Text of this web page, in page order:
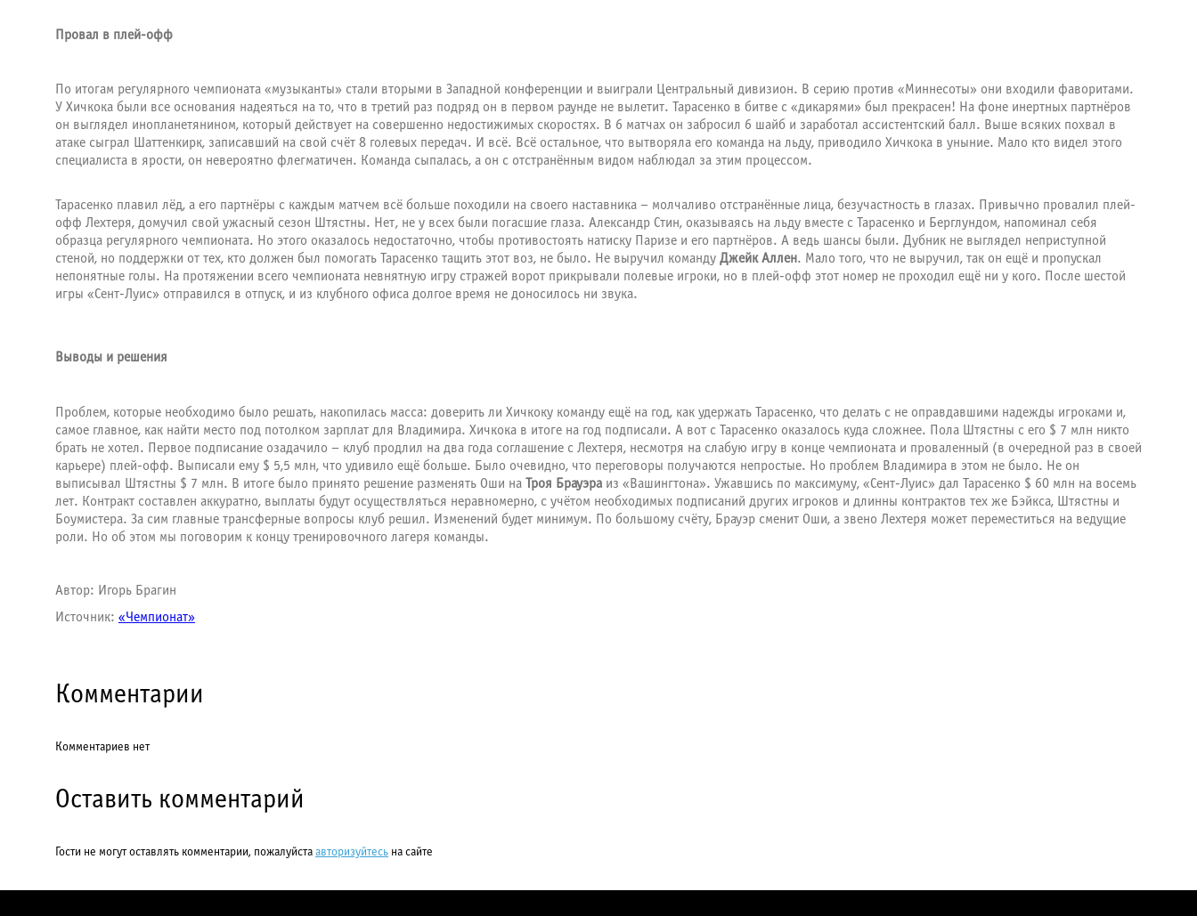
Провал в плей-офф
По итогам регулярного чемпионата «музыканты» стали вторыми в Западной конференции и выиграли Центральный дивизион. В серию против «Миннесоты» они входили фаворитами.
У Хичкока были все основания надеяться на то, что в третий раз подряд он в первом раунде не вылетит. Тарасенко в битве с «дикарями» был прекрасен! На фоне инертных партнёров
он выглядел инопланетянином, который действует на совершенно недостижимых скоростях. В 6 матчах он забросил 6 шайб и заработал ассистентский балл. Выше всяких похвал в
атаке сыграл Шаттенкирк, записавший на свой счёт 8 голевых передач. И всё. Всё остальное, что вытворяла его команда на льду, приводило Хичкока в уныние. Мало кто видел этого
специалиста в ярости, он невероятно флегматичен. Команда сыпалась, а он с отстранённым видом наблюдал за этим процессом.
Тарасенко плавил лёд, а его партнёры с каждым матчем всё больше походили на своего наставника – молчаливо отстранённые лица, безучастность в глазах. Привычно провалил плей-
офф Лехтеря, домучил свой ужасный сезон Штястны. Нет, не у всех были погасшие глаза. Александр Стин, оказываясь на льду вместе с Тарасенко и Берглундом, напоминал себя
образца регулярного чемпионата. Но этого оказалось недостаточно, чтобы противостоять натиску Паризе и его партнёров. А ведь шансы были. Дубник не выглядел неприступной
стеной, но поддержки от тех, кто должен был помогать Тарасенко тащить этот воз, не было. Не выручил команду Джейк Аллен. Мало того, что не выручил, так он ещё и пропускал
непонятные голы. На протяжении всего чемпионата невнятную игру стражей ворот прикрывали полевые игроки, но в плей-офф этот номер не проходил ещё ни у кого. После шестой
игры «Сент-Луис» отправился в отпуск, и из клубного офиса долгое время не доносилось ни звука.
Выводы и решения
Проблем, которые необходимо было решать, накопилась масса: доверить ли Хичкоку команду ещё на год, как удержать Тарасенко, что делать с не оправдавшими надежды игроками и,
самое главное, как найти место под потолком зарплат для Владимира. Хичкока в итоге на год подписали. А вот с Тарасенко оказалось куда сложнее. Пола Штястны с его $ 7 млн никто
брать не хотел. Первое подписание озадачило – клуб продлил на два года соглашение с Лехтеря, несмотря на слабую игру в конце чемпионата и проваленный (в очередной раз в своей
карьере) плей-офф. Выписали ему $ 5,5 млн, что удивило ещё больше. Было очевидно, что переговоры получаются непростые. Но проблем Владимира в этом не было. Не он
выписывал Штястны $ 7 млн. В итоге было принято решение разменять Оши на Троя Брауэра из «Вашингтона». Ужавшись по максимуму, «Сент-Луис» дал Тарасенко $ 60 млн на восемь
лет. Контракт составлен аккуратно, выплаты будут осуществляться неравномерно, с учётом необходимых подписаний других игроков и длинны контрактов тех же Бэйкса, Штястны и
Боумистера. За сим главные трансферные вопросы клуб решил. Изменений будет минимум. По большому счёту, Брауэр сменит Оши, а звено Лехтеря может переместиться на ведущие
роли. Но об этом мы поговорим к концу тренировочного лагеря команды.
Автор: Игорь Брагин
Источник: «Чемпионат»
Комментарии
Комментариев нет
Оставить комментарий
Гости не могут оставлять комментарии, пожалуйста авторизуйтесь на сайте